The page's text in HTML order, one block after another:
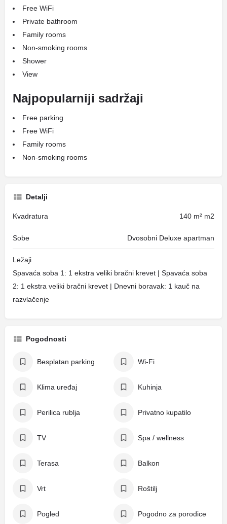
Free WiFi
Private bathroom
Family rooms
Non-smoking rooms
Shower
View
Najpopularniji sadržaji
Free parking
Free WiFi
Family rooms
Non-smoking rooms
Detalji
Kvadratura 140 m² m2
Sobe Dvosobni Deluxe apartman
Ležaji
Spavaća soba 1: 1 ekstra veliki bračni krevet | Spavaća soba
2: 1 ekstra veliki bračni krevet | Dnevni boravak: 1 kauč na
razvlačenje
Pogodnosti
Besplatan parking Wi-Fi
Klima uređaj Kuhinja
Perilica rublja Privatno kupatilo
TV Spa / wellness
Terasa Balkon
Vrt Roštilj
Pogled Pogodno za porodice